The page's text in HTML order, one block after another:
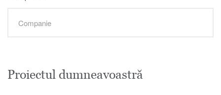
Proiectul dumneavoastră